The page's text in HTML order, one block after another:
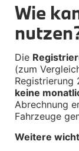
Winter
Felgen
Reifen
Sicherheit
MINI Cabrio
Transport
Exterieur
Interieur
Wie
Die
(zum
keine
Abrechnung
Fahrzeuge
Weitere